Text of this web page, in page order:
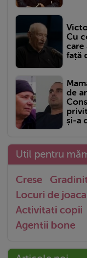
Cu
care
față
de
și-a
Util pentru
Crese
Locuri de joaca
Activitati copii
Agentii bone